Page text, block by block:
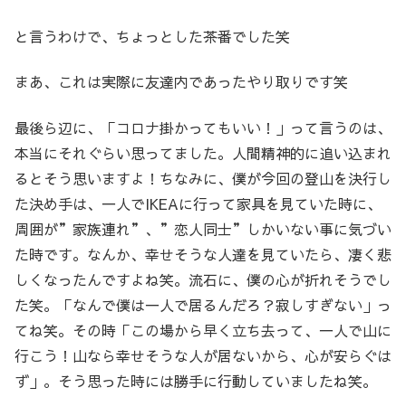
と言うわけで、ちょっとした茶番でした笑
まあ、これは実際に友達内であったやり取りです笑
最後ら辺に、「コロナ掛かってもいい！」って言うのは、
本当にそれぐらい思ってました。人間精神的に追い込まれ
るとそう思いますよ！ちなみに、僕が今回の登山を決行し
た決め手は、一人でIKEAに行って家具を見ていた時に、
周囲が”家族連れ”、”恋人同士”しかいない事に気づい
た時です。なんか、幸せそうな人達を見ていたら、凄く悲
しくなったんですよね笑。流石に、僕の心が折れそうでし
た笑。「なんで僕は一人で居るんだろ？寂しすぎない」っ
てね笑。その時「この場から早く立ち去って、一人で山に
行こう！山なら幸せそうな人が居ないから、心が安らぐは
ず」。そう思った時には勝手に行動していましたね笑。